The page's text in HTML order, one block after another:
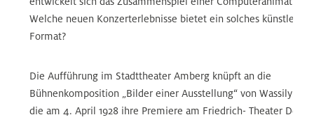
Welche neuen Konzerterlebnisse bietet ein solches
Format?
Die Aufführung im Stadttheater Amberg knüpft an die
Bühnenkomposition „Bilder einer Ausstellung“ von Wassily
die am 4. April 1928 ihre Premiere am Friedrich- Theater